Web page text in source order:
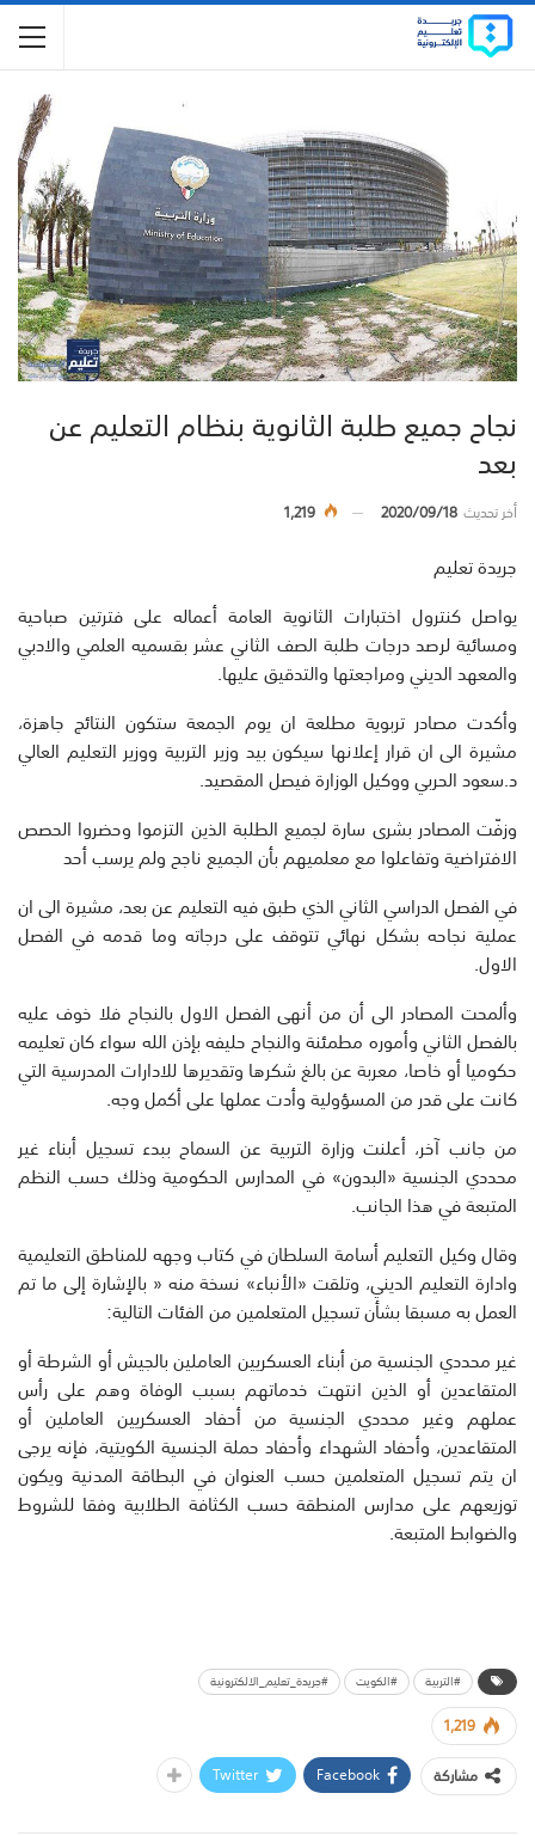
نجاح جميع طلبة الثانوية بنظام التعليم عن
بعد
أخر تحديث2020/09/18
1,219
جريدة تعليم
يواصل كنترول اختبارات الثانوية العامة أعماله على فترتين صباحية
ومسائية لرصد درجات طلبة الصف الثاني عشر بقسميه العلمي والادبي
والمعهد الديني ومراجعتها والتدقيق عليها.
وأكدت مصادر تربوية مطلعة ان يوم الجمعة ستكون النتائج جاهزة،
مشيرة الى ان قرار إعلانها سيكون بيد وزير التربية ووزير التعليم العالي
د.سعود الحربي ووكيل الوزارة فيصل المقصيد.
وزفّت المصادر بشرى سارة لجميع الطلبة الذين التزموا وحضروا الحصص
الافتراضية وتفاعلوا مع معلميهم بأن الجميع ناجح ولم يرسب أحد
في الفصل الدراسي الثاني الذي طبق فيه التعليم عن بعد، مشيرة الى ان
عملية نجاحه بشكل نهائي تتوقف على درجاته وما قدمه في الفصل
الاول.
وألمحت المصادر الى أن من أنهى الفصل الاول بالنجاح فلا خوف عليه
بالفصل الثاني وأموره مطمئنة والنجاح حليفه بإذن الله سواء كان تعليمه
حكوميا أو خاصا، معربة عن بالغ شكرها وتقديرها للادارات المدرسية التي
كانت على قدر من المسؤولية وأدت عملها على أكمل وجه.
من جانب آخر، أعلنت وزارة التربية عن السماح ببدء تسجيل أبناء غير
محددي الجنسية «البدون» في المدارس الحكومية وذلك حسب النظم
المتبعة في هذا الجانب.
وقال وكيل التعليم أسامة السلطان في كتاب وجهه للمناطق التعليمية
وادارة التعليم الديني، وتلقت «الأنباء» نسخة منه « بالإشارة إلى ما تم
العمل به مسبقا بشأن تسجيل المتعلمين من الفئات التالية:
غير محددي الجنسية من أبناء العسكريين العاملين بالجيش أو الشرطة أو
المتقاعدين أو الذين انتهت خدماتهم بسبب الوفاة وهم على رأس
عملهم وغير محددي الجنسية من أحفاد العسكريين العاملين أو
المتقاعدين، وأحفاد الشهداء وأحفاد حملة الجنسية الكويتية، فإنه يرجى
ان يتم تسجيل المتعلمين حسب العنوان في البطاقة المدنية ويكون
توزيعهم على مدارس المنطقة حسب الكثافة الطلابية وفقا للشروط
والضوابط المتبعة.
#التربية #الكويت #جريدة_تعليم_الالكترونية
1,219
مشاركة
Facebook
Twitter